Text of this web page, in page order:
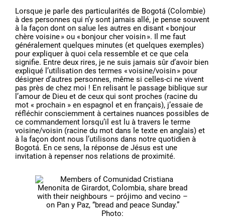
Lorsque je parle des particularités de Bogotá (Colombie)
à des personnes qui n’y sont jamais allé, je pense souvent
à la façon dont on salue les autres en disant « bonjour
chère voisine » ou « bonjour cher voisin ». Il me faut
généralement quelques minutes (et quelques exemples)
pour expliquer à quoi cela ressemble et ce que cela
signifie. Entre deux rires, je ne suis jamais sûr d’avoir bien
expliqué l’utilisation des termes « voisine/voisin » pour
désigner d’autres personnes, même si celles-ci ne vivent
pas près de chez moi ! En relisant le passage biblique sur
l’amour de Dieu et de ceux qui sont proches (racine du
mot « prochain » en espagnol et en français), j’essaie de
réfléchir consciemment à certaines nuances possibles de
ce commandement lorsqu’il est lu à travers le terme
voisine/voisin (racine du mot dans le texte en anglais) et
à la façon dont nous l’utilisons dans notre quotidien à
Bogotá. En ce sens, la réponse de Jésus est une
invitation à repenser nos relations de proximité.